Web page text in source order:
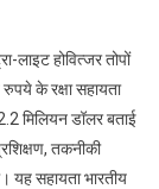
होवित्जर तोपों
के रक्षा सहायता
मिलियन डॉलर बताई
तकनीकी
यह सहायता भारतीय